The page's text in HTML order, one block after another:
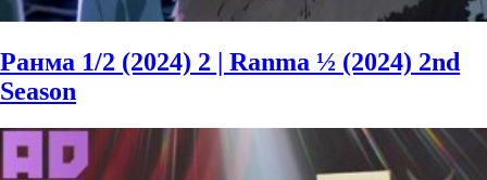
Ранма 1/2 (2024) 2 | Ranma ½ (2024) 2nd
Season